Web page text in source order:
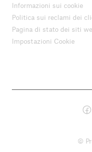
Informazioni sui cookie
Politica sui reclami dei
Pagina di stato dei siti
Impostazioni Cookie
©